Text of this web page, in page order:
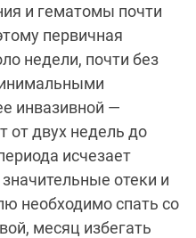
и гематомы почти
первичная
недели, почти без
инвазивной —
от двух недель до
исчезает
отеки и
необходимо спать со
месяц избегать